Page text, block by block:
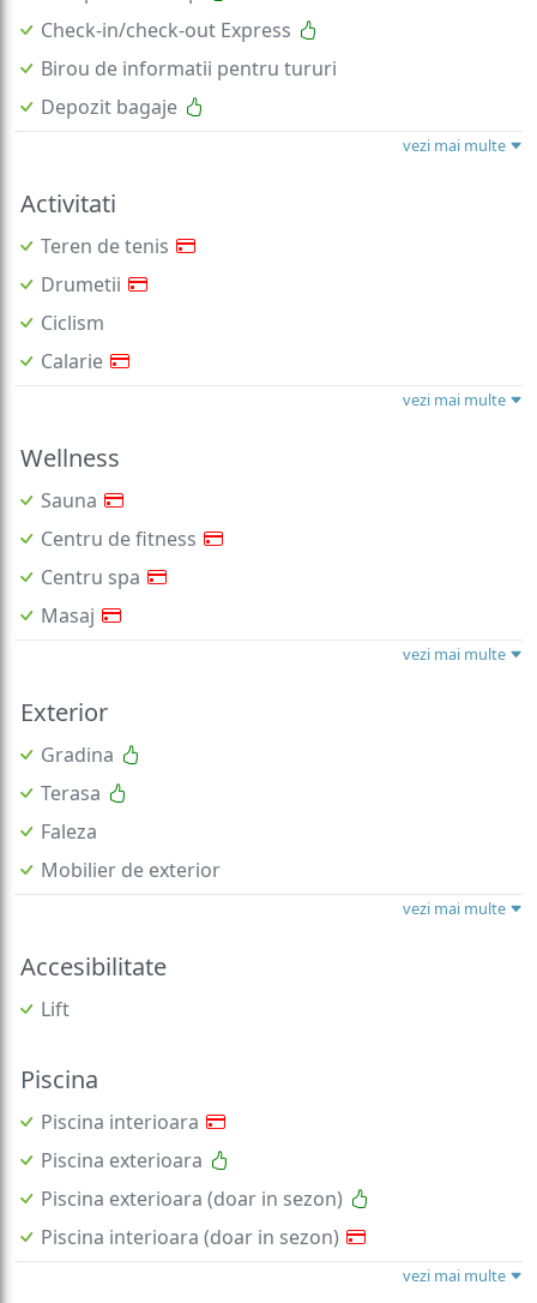
Check-in/check-out Express
Birou de informatii pentru tururi
Depozit bagaje
vezi mai multe
Activitati
Teren de tenis
Drumetii
Ciclism
Calarie
vezi mai multe
Wellness
Sauna
Centru de fitness
Centru spa
Masaj
vezi mai multe
Exterior
Gradina
Terasa
Faleza
Mobilier de exterior
vezi mai multe
Accesibilitate
Lift
Piscina
Piscina interioara
Piscina exterioara
Piscina exterioara (doar in sezon)
Piscina interioara (doar in sezon)
vezi mai multe